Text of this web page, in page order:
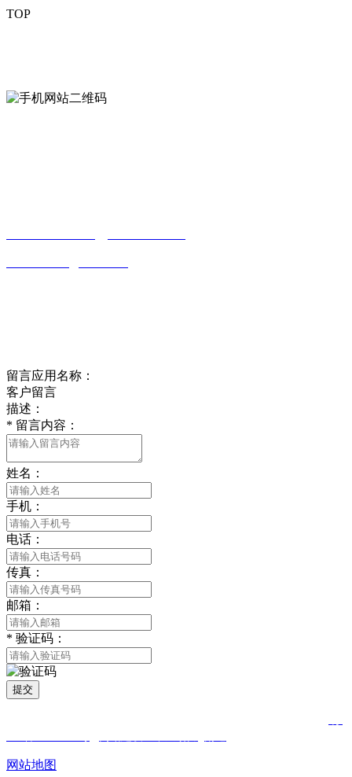
TOP
留言应用名称：
客户留言
描述：
* 留言内容：
姓名：
手机：
电话：
传真：
邮箱：
* 验证码：
提交
网站地图